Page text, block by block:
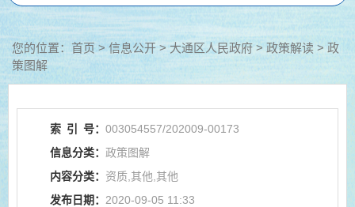
您的位置： 首页>信息公开> 大通区人民政府> 政策解读 > 政
策图解
索 引 号： 003054557/202009-00173
信息分类： 政策图解
内容分类： 资质,其他,其他
发布日期： 2020-09-05 11:33